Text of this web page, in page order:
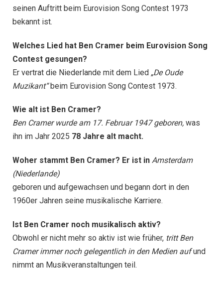
seinen Auftritt beim Eurovision Song Contest 1973
bekannt ist.
Welches Lied hat Ben Cramer beim Eurovision Song
Contest gesungen?
Er vertrat die Niederlande mit dem Lied „De Oude
Muzikant“beim Eurovision Song Contest 1973.
Wie alt ist Ben Cramer?
Ben Cramer wurde am 17. Februar 1947 geboren, was
ihn im Jahr 2025 78 Jahre alt macht.
Woher stammt Ben Cramer? Er ist in Amsterdam
(Niederlande)
geboren und aufgewachsen und begann dort in den
1960er Jahren seine musikalische Karriere.
Ist Ben Cramer noch musikalisch aktiv?
Obwohl er nicht mehr so ​​aktiv ist wie früher, tritt Ben
Cramer immer noch gelegentlich in den Medien aufund
nimmt an Musikveranstaltungen teil.